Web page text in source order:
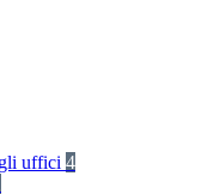
uffici 4